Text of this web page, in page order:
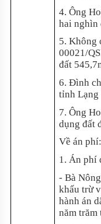
4. Ông
hai nghìn
5. Không
00021/
đất
6. Đình
tỉnh Lạng
7. Ông
dụng đất
Về án phí:
1. Án phí
- Bà
khấu trừ
hành án
năm trăm